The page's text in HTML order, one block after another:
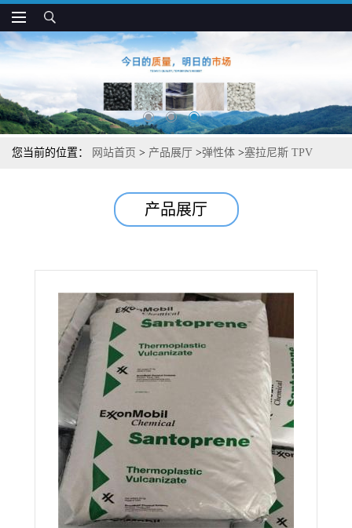
您当前的位置： 网站首页 > 产品展厅 >弹性体 >塞拉尼斯 TPV
产品展厅